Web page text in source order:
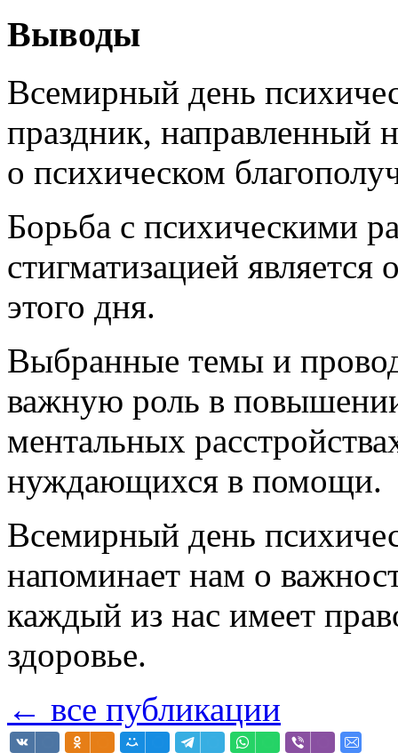
Выводы
Всемирный день
праздник, направленный
о психическом
Борьба с психическими
стигматизацией
этого дня.
Выбранные темы и
важную роль в
ментальных
нуждающихся в помощи.
Всемирный день
напоминает нам о
каждый из нас имеет
здоровье.
← все публикации